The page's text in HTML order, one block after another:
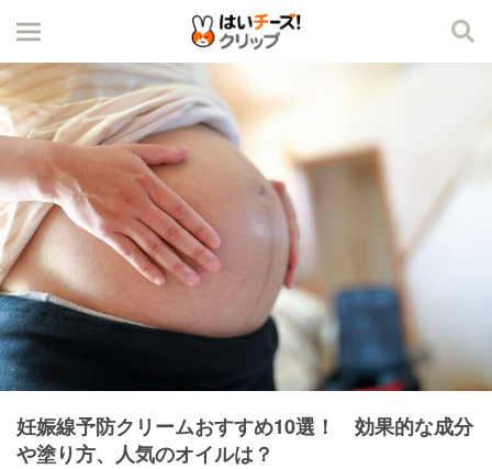
妊娠線予防クリームおすすめ10選！ 効果的な成分
や塗り方、人気のオイルは？